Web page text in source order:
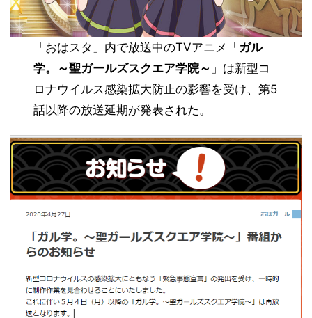
「おはスタ」内で放送中のTVアニメ「 ガル
学。～聖ガールズスクエア学院～ 」は新型コ
ロナウイルス感染拡大防止の影響を受け、第5
話以降の放送延期が発表された。